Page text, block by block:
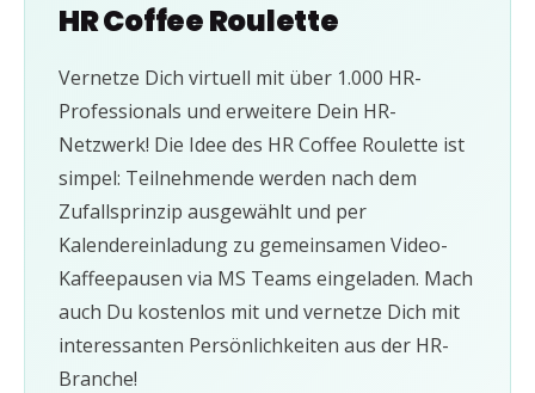
HR Coffee Roulette
Vernetze Dich virtuell mit über 1.000 HR-
Professionals und erweitere Dein HR-
Netzwerk! Die Idee des HR Coffee Roulette ist
simpel: Teilnehmende werden nach dem
Zufallsprinzip ausgewählt und per
Kalendereinladung zu gemeinsamen Video-
Kaffeepausen via MS Teams eingeladen. Mach
auch Du kostenlos mit und vernetze Dich mit
interessanten Persönlichkeiten aus der HR-
Branche!